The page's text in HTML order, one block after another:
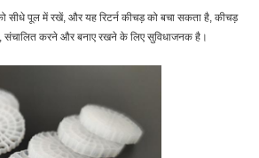
सीधे पूल में रखें, और यह रिटर्न कीचड़ को बचा सकता है, कीचड़
करने और बनाए रखने के लिए सुविधाजनक है।